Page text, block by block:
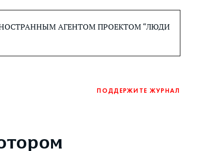
АГЕНТОМ ПРОЕКТОМ “ЛЮДИ
ПОДДЕРЖИТЕ ЖУРНАЛ